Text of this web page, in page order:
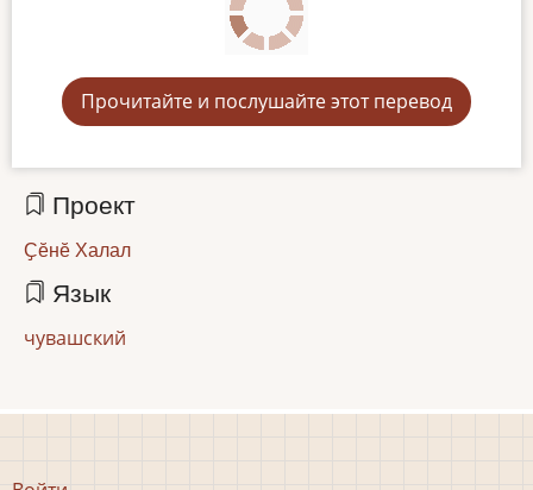
Прочитайте и послушайте этот перевод
Проект
Ҫӗнӗ Халал
Язык
чувашский